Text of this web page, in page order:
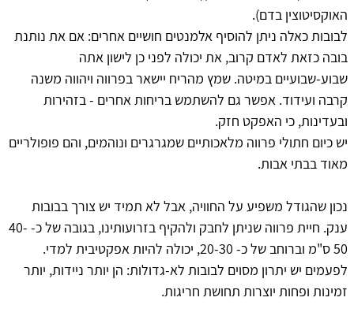
האוקסיטוצין בדם).
לבובות כאלה ניתן להוסיף אלמנטים חושיים אחרים: אם את נותנת
בובה כזאת לאדם קרוב, את יכולה לפני כן לישון אתה
שבוע-שבועיים במיטה. שמץ מהריח יישאר בפרווה ויהווה משנה
קרבה ועידוד. אפשר גם להשתמש בריחות אחרים - בזהירות
ובעדינות, כי האפקט חזק.
יש כיום חתולי פרווה מלאכותיים שמגרגרים ונוהמים, והם פופולריים
מאוד בבתי אבות.
נכון שהגודל משפיע על החוויה, אבל לא תמיד יש צורך בבובות
ענק. חיית פרווה שניתן לחבק ולהקיף בזרועותינו, בגובה של כ- 40-
50 ס"מ וברוחב של כ- 20-30, יכולה להיות אפקטיבית למדי.
לפעמים יש יתרון מסוים לבובות לא-גדולות: הן יותר ניידות, יותר
זמינות ופחות יוצרות תחושת חריגות.